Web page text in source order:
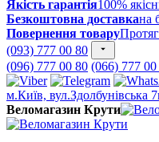
Якість гарантія100%
Безкоштовна доставкана
Повернення товару
(093) 777 00 80
(096) 777 00 80 (066) 777 00
м.Київ, вул.Здолбунівська
Веломагазин Крути